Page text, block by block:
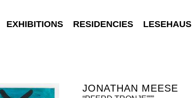
EXHIBITIONS RESIDENCIES LESEHAUS
JONATHAN MEESE